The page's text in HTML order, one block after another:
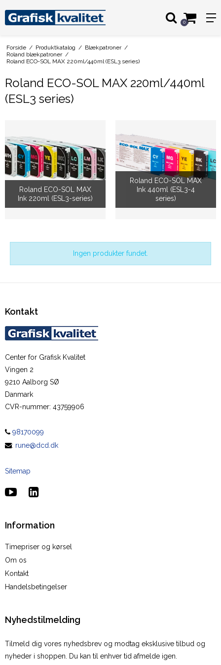
0
Forside / Produktkatalog / Blækpatroner /
Roland blækpatroner /
Roland ECO-SOL MAX 220ml/440ml (ESL3 series)
Roland ECO-SOL MAX 220ml/440ml
(ESL3 series)
Roland ECO-SOL MAX
Ink 220ml (ESL3-series)
Roland ECO-SOL MAX
Ink 440ml (ESL3-4
series)
Ingen produkter fundet.
Kontakt
Center for Grafisk Kvalitet
Vingen 2
9210 Aalborg SØ
Danmark
CVR-nummer: 43759906
98170099
: rune@dcd.dk
Sitemap
Information
Timepriser og kørsel
Om os
Kontakt
Handelsbetingelser
Nyhedstilmelding
Tilmeld dig vores nyhedsbrev og modtag eksklusive tilbud og
nyheder i shoppen. Du kan til enhver tid afmelde igen.